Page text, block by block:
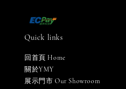
Quick links
回首頁 Home
關於YMY
展示門市 Our Showroom